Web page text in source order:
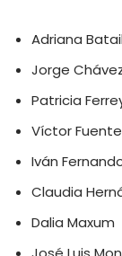
Adriana
Jorge
Patricia
Víctor
Iván
Claudia
Dalia Maxum